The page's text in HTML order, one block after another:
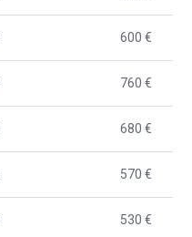
600 €
760 €
680 €
570 €
530 €